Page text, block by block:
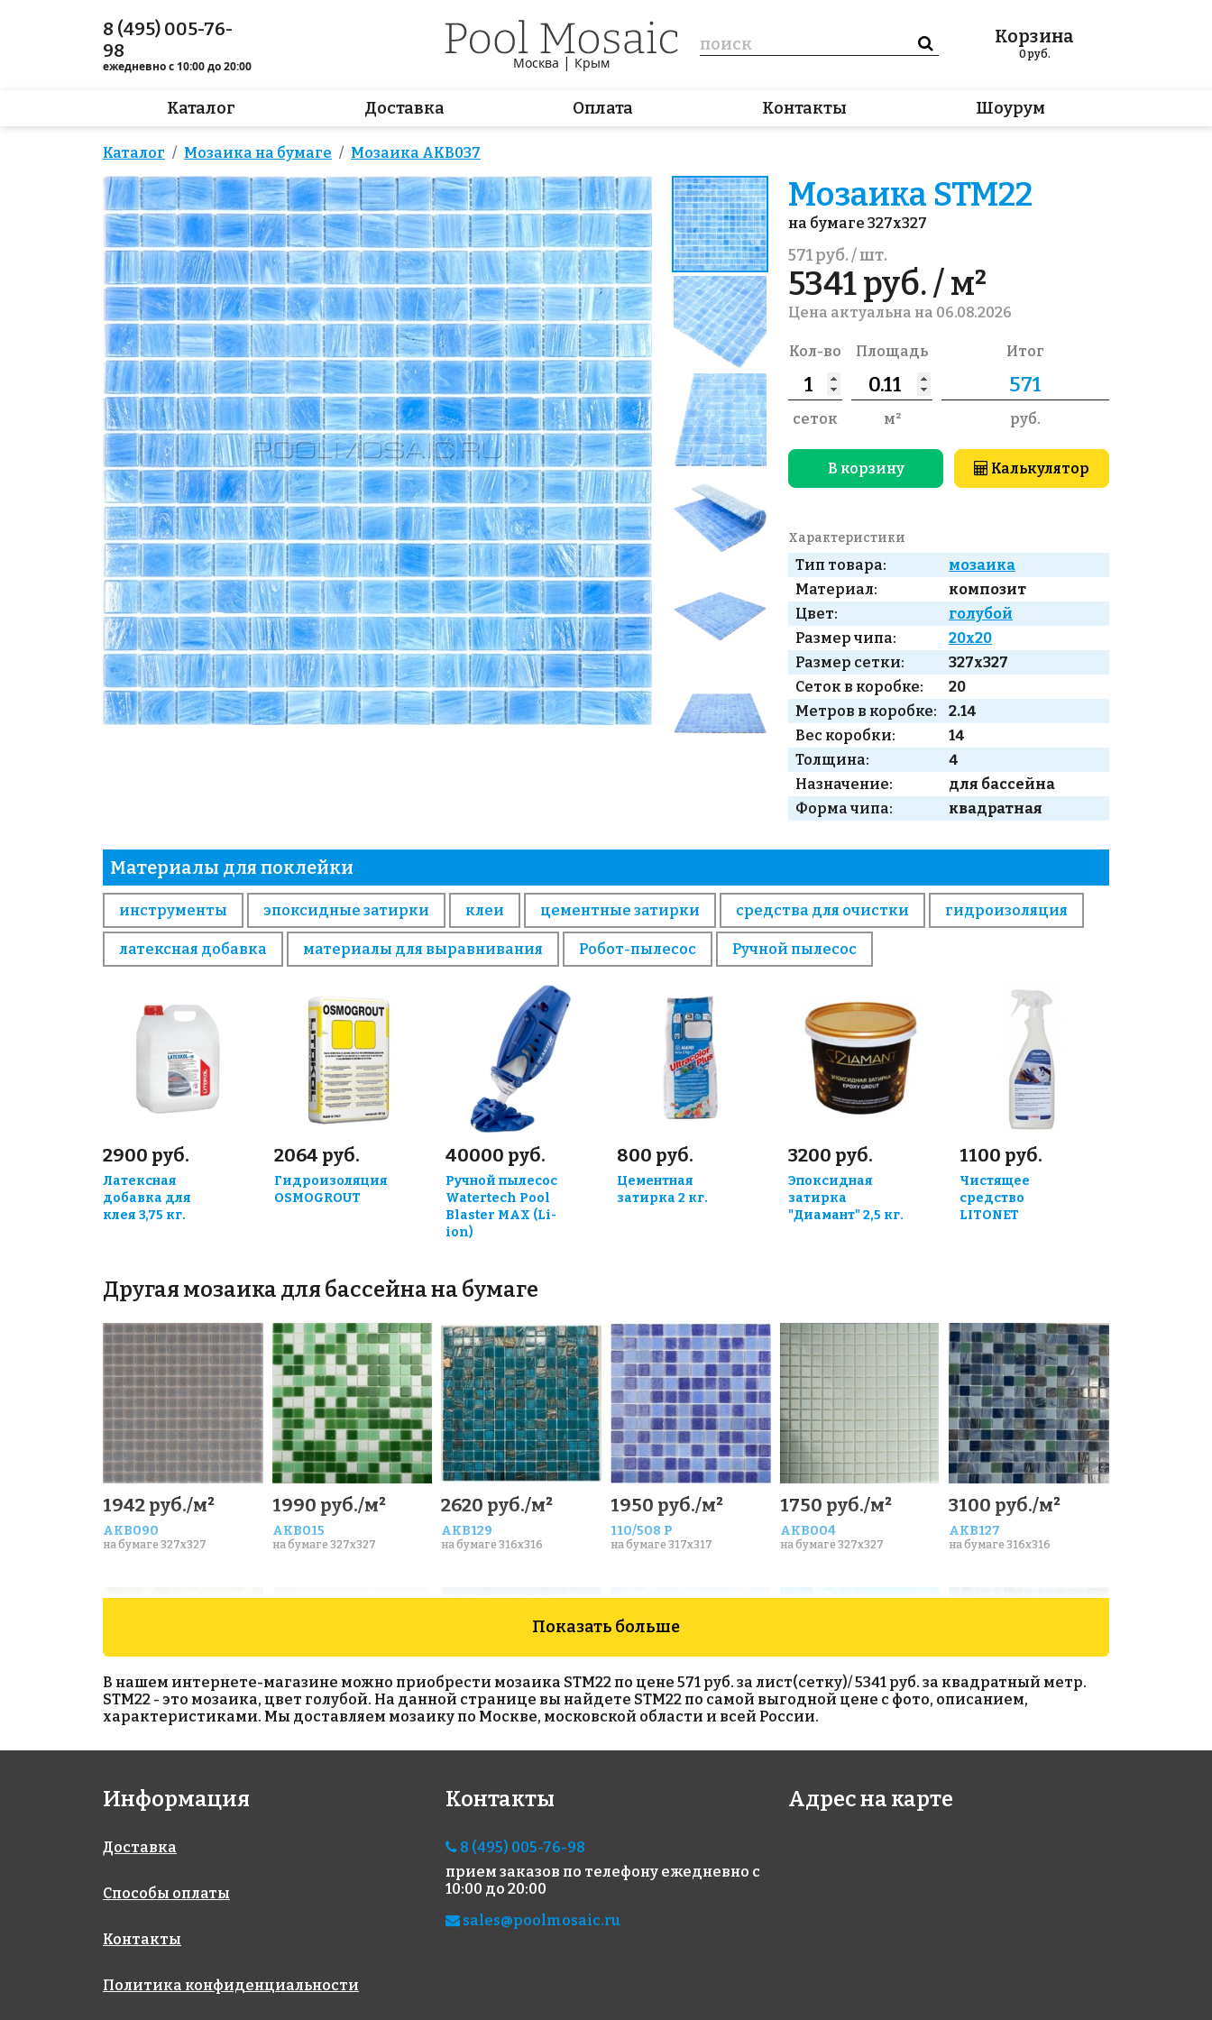
8 (495) 005-76-
98
ежедневно с 10:00 до 20:00 Москва | Крым
Корзина
0руб.
Каталог Доставка Оплата Контакты Шоурум
Каталог Мозаика на бумаге Мозаика AKB037
Мозаика STM22
на бумаге 327x327
571 руб. / шт.
5341 руб. / м²
Цена актуальна на 06.08.2026
Кол-во
сеток
Площадь
м²
Итог
руб.
В корзину Калькулятор
Характеристики
Тип товара:
мозаика
Материал:
композит
Цвет:
голубой
Размер чипа:
20x20
Размер сетки:
327x327
Сеток в коробке:
20
Метров в коробке:
2.14
Вес коробки:
14
Толщина:
4
Назначение:
для бассейна
Форма чипа:
квадратная
Материалы для поклейки
инструменты эпоксидные затирки клеи цементные затирки средства для очистки гидроизоляция
латексная добавка материалы для выравнивания Робот-пылесос Ручной пылесос
2900 руб.
Латексная
добавка для
клея 3,75 кг.
2064 руб.
Гидроизоляция
OSMOGROUT
40000 руб.
Ручной пылесос
Watertech Pool
Blaster MAX (Li-
ion)
800 руб.
Цементная
затирка 2 кг.
3200 руб.
Эпоксидная
затирка
"Диамант" 2,5 кг.
1100 руб.
Чистящее
средство
LITONET
Другая мозаика для бассейна на бумаге
1942 руб./м²
AKB090
на бумаге 327x327
1990 руб./м²
AKB015
на бумаге 327x327
2620 руб./м²
AKB129
на бумаге 316x316
1950 руб./м²
110/508 P
на бумаге 317x317
1750 руб./м²
AKB004
на бумаге 327x327
3100 руб./м²
AKB127
на бумаге 316x316
на бумаге 317x317 AKB079
на бумаге 327x327
AKB041
на бумаге 327x327
AKB123
на бумаге 316x316
Показать больше
В нашем интернете-магазине можно приобрести мозаика STM22 по цене 571 руб. за лист(сетку)/ 5341 руб. за квадратный метр.
STM22 - это мозаика, цвет голубой. На данной странице вы найдете STM22 по самой выгодной цене с фото, описанием,
характеристиками. Мы доставляем мозаику по Москве, московской области и всей России.
Информация
Доставка
Способы оплаты
Контакты
Политика конфиденциальности
Контакты
8 (495) 005-76-98
прием заказов по телефону ежедневно с
10:00 до 20:00
sales@poolmosaic.ru
Адрес на карте